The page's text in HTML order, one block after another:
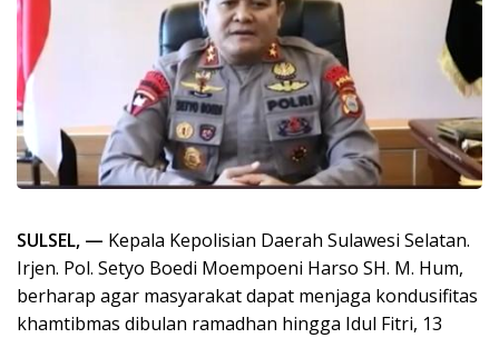
SULSEL, — Kepala Kepolisian Daerah Sulawesi Selatan.
Irjen. Pol. Setyo Boedi Moempoeni Harso SH. M. Hum,
berharap agar masyarakat dapat menjaga kondusifitas
khamtibmas dibulan ramadhan hingga Idul Fitri, 13